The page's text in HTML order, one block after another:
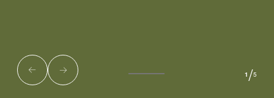
1 /5